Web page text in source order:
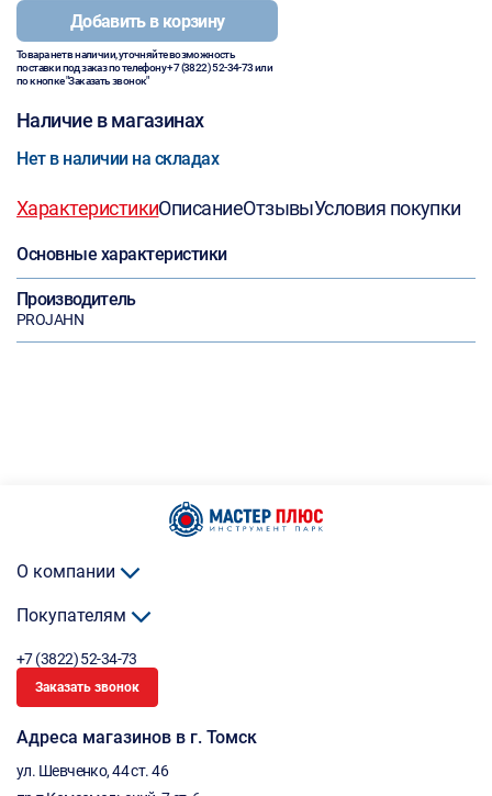
Добавить в корзину
Товара нет в наличии, уточняйте возможность
поставки под заказ по телефону+7 (3822) 52-34-73или
по кнопке "Заказать звонок"
Наличие в магазинах
Нет в наличии на складах
ХарактеристикиОписаниеОтзывыУсловия покупки
Основные характеристики
Производитель
PROJAHN
О компании
Покупателям
+7 (3822) 52-34-73
Заказать звонок
Адреса магазинов в г. Томск
ул. Шевченко, 44 ст. 46